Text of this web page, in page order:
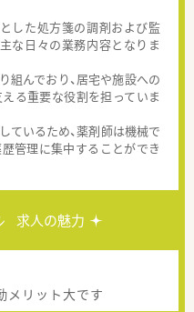
した処方箋の調剤および監
な日々の業務内容となりま
んでおり、居宅や施設への
る重要な役割を担っていま
いるため、薬剤師は機械で
管理に集中することができ
求人の魅力
リット大です